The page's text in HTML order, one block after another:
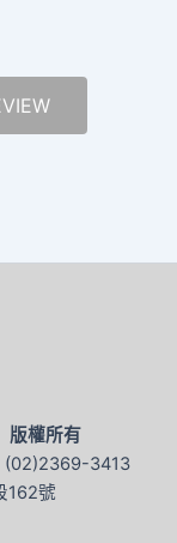
版權所有
(02)2369-3413
162號